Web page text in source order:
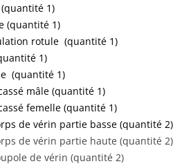
(quantité 1)
(quantité 1)
rotule (quantité 1)
1)
(quantité 1)
mâle (quantité 1)
femelle (quantité 1)
de vérin partie basse (quantité 2)
de vérin partie haute (quantité 2)
de vérin (quantité 2)